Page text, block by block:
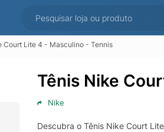
Court Lite 4 - Masculino - Tennis
Tênis Nike
Nike
Descubra o Tênis Nike Court